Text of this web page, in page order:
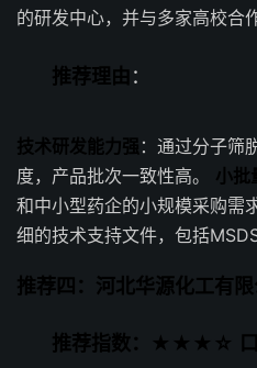
的研发中心，并与多家高校合
推荐理由 ：
技术研发能力强 ：通过分子筛
度，产品批次一致性高。 小批
和中小型药企的小规模采购需
细的技术支持文件，包括
推荐四：河北华源化工有限
推荐指数：★★★☆